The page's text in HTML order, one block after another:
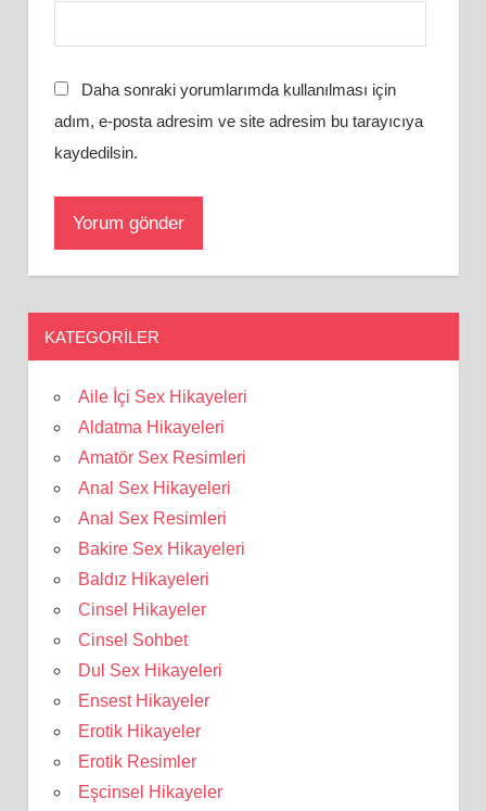
Daha sonraki yorumlarımda kullanılması için
adım, e-posta adresim ve site adresim bu tarayıcıya
kaydedilsin.
KATEGORILER
Aile İçi Sex Hikayeleri
Aldatma Hikayeleri
Amatör Sex Resimleri
Anal Sex Hikayeleri
Anal Sex Resimleri
Bakire Sex Hikayeleri
Baldız Hikayeleri
Cinsel Hikayeler
Cinsel Sohbet
Dul Sex Hikayeleri
Ensest Hikayeler
Erotik Hikayeler
Erotik Resimler
Eşcinsel Hikayeler